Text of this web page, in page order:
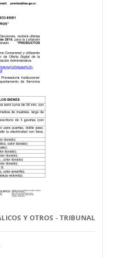
Y OTROS - TRIBUNAL